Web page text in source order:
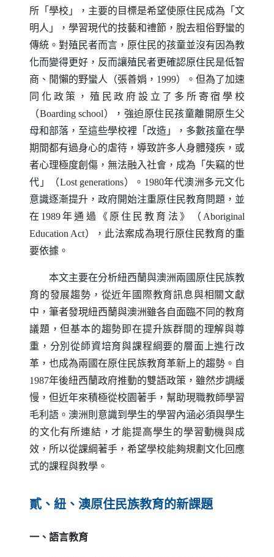
所「學校」，主要的目標是希望使原住民成為「文
明人」，學習現代的技藝和禮節，脫去粗俗野蠻的
傳統。對殖民者而言，原住民的孩童並沒有因為教
化而變得更好，反而讓殖民者更確認原住民是低智
商、閒懶的野蠻人（張善娟，1999）。但為了加速
同化政策，殖民政府設立了多所寄宿學校
（Boarding school），強迫原住民孩童離開原生父
母和部落，至這些學校裡「改造」，多數孩童在學
期間都有過身心的虐待，導致許多人身體殘疾，或
者心理極度創傷，無法融入社會，成為「失竊的世
代」（Lost generations）。1980年代澳洲多元文化
意識逐漸提升，政府開始注重原住民教育問題，並
在1989年通過《原住民教育法》（ Aboriginal
Education Act），此法案成為現行原住民教育的重
要依據。
本文主要在分析紐西蘭與澳洲兩國原住民族教
育的發展趨勢，從近年國際教育訊息與相關文獻
中，筆者發現紐西蘭與澳洲雖各自面臨不同的教育
議題，但基本的趨勢即在提升族群間的理解與尊
重，分別從師資培育與課程綱要的層面上進行改
革，也成為兩國在原住民族教育革新上的趨勢。自
1987年後紐西蘭政府推動的雙語政策，雖然步調緩
慢，但近年來積極從校園著手，幫助現職教師學習
毛利語。澳洲則意識到學生的學習內涵必須與學生
的文化有所連結，才能提高學生的學習動機與成
效，所以從課綱著手，希望學校能夠規劃文化回應
式的課程與教學。
貳、紐、澳原住民族教育的新課題
一、語言教育